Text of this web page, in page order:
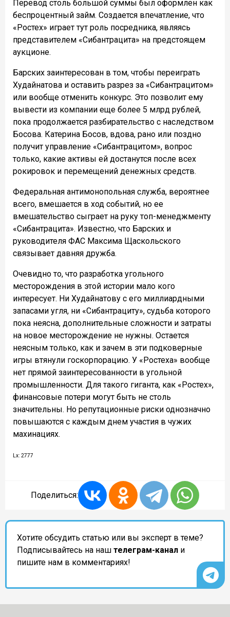
Перевод столь большой суммы был оформлен как
беспроцентный займ. Создается впечатление, что
«Ростех» играет тут роль посредника, являясь
представителем «Сибантрацита» на предстоящем
аукционе.
Барских заинтересован в том, чтобы переиграть
Худайнатова и оставить разрез за «Сибантрацитом»
или вообще отменить конкурс. Это позволит ему
вывести из компании еще более 5 млрд рублей,
пока продолжается разбирательство с наследством
Босова. Катерина Босов, вдова, рано или поздно
получит управление «Сибантрацитом», вопрос
только, какие активы ей достанутся после всех
рокировок и перемещений денежных средств.
Федеральная антимонопольная служба, вероятнее
всего, вмешается в ход событий, но ее
вмешательство сыграет на руку топ-менеджменту
«Сибантрацита». Известно, что Барских и
руководителя ФАС Максима Щаскольского
связывает давняя дружба.
Очевидно то, что разработка угольного
месторождения в этой истории мало кого
интересует. Ни Худайнатову с его миллиардными
запасами угля, ни «Сибантрациту», судьба которого
пока неясна, дополнительные сложности и затраты
на новое месторождение не нужны. Остается
неясным только, как и зачем в эти подковерные
игры втянули госкорпорацию. У «Ростеха» вообще
нет прямой заинтересованности в угольной
промышленности. Для такого гиганта, как «Ростех»,
финансовые потери могут быть не столь
значительны. Но репутационные риски однозначно
повышаются с каждым днем участия в чужих
махинациях.
Lx: 2777
Поделиться:
Хотите обсудить статью или вы эксперт в теме?
Подписывайтесь на наш телеграм-канал и
пишите нам в комментариях!